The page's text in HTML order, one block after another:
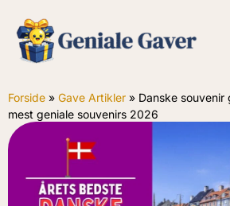
Forside » Gave Artikler » Danske souvenir
mest geniale souvenirs 2026